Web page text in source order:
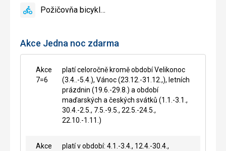
Akce Jedna noc zdarma
Akce
7=6
platí celoročně kromě období Velikonoc
(3.4..-5.4.), Vánoc (23.12.-31.12.,), letních
prázdnin (19.6.-29.8.) a období
maďarských a českých svátků (1.1.-3.1.,
30.4.-2.5., 7.5.-9.5., 22.5.-24.5.,
22.10.-1.11.)
Akce
platí v období: 4.1.-3.4., 12.4.-30.4.,
Požičovňa
Požičovňa bicyklov
áno